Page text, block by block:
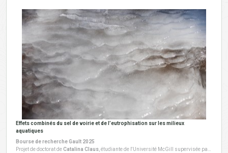
Effets combinés du sel de voirie et de l’eutrophisation sur les milieux
aquatiques
Bourse de recherche Gault 2025
Projet de doctorat deCatalina Claus, étudiante de l'Université McGill supervisée par Gregor Fussmann. Ce projet a débuté en 2025.